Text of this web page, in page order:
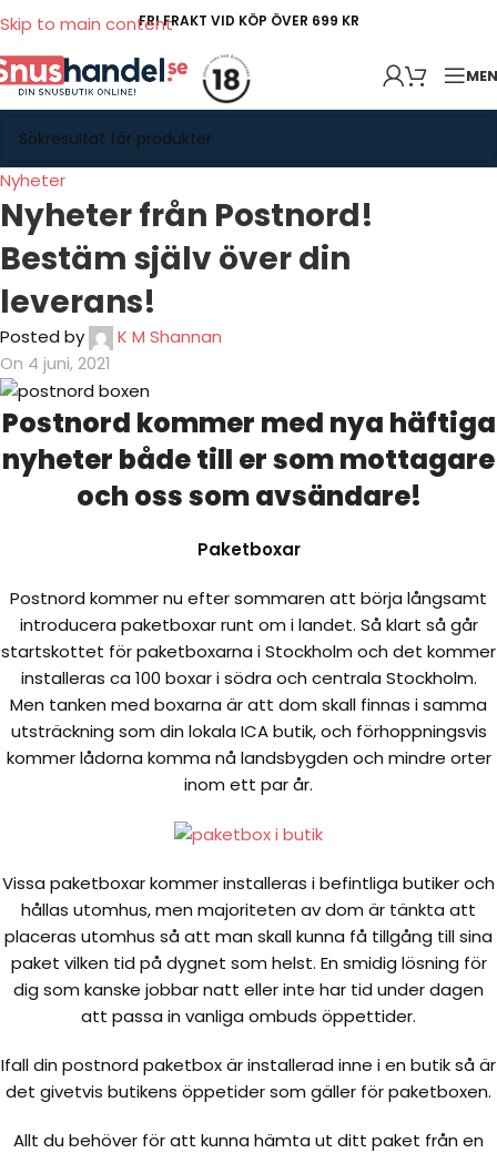
Skip to main contentFRI FRAKT VID KÖP ÖVER 699 KR
Nyheter
Nyheter från Postnord!
Bestäm själv över din
leverans!
Posted by
K M Shannan
On 4 juni, 2021
Postnord kommer med nya häftiga
nyheter både till er som mottagare
och oss som avsändare!
Paketboxar
Postnord kommer nu efter sommaren att börja långsamt
introducera paketboxar runt om i landet. Så klart så går
startskottet för paketboxarna i Stockholm och det kommer
installeras ca 100 boxar i södra och centrala Stockholm.
Men tanken med boxarna är att dom skall finnas i samma
utsträckning som din lokala ICA butik, och förhoppningsvis
kommer lådorna komma nå landsbygden och mindre orter
inom ett par år.
Vissa paketboxar kommer installeras i befintliga butiker och
hållas utomhus, men majoriteten av dom är tänkta att
placeras utomhus så att man skall kunna få tillgång till sina
paket vilken tid på dygnet som helst. En smidig lösning för
dig som kanske jobbar natt eller inte har tid under dagen
att passa in vanliga ombuds öppettider.
Ifall din postnord paketbox är installerad inne i en butik så är
det givetvis butikens öppetider som gäller för paketboxen.
Allt du behöver för att kunna hämta ut ditt paket från en